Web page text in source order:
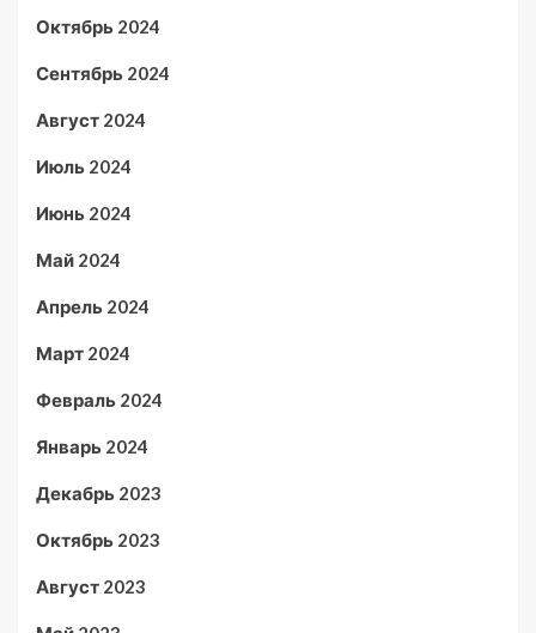
Октябрь 2024
Сентябрь 2024
Август 2024
Июль 2024
Июнь 2024
Май 2024
Апрель 2024
Март 2024
Февраль 2024
Январь 2024
Декабрь 2023
Октябрь 2023
Август 2023